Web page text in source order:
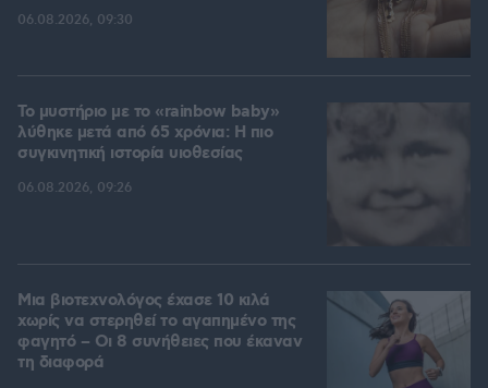
06.08.2026, 09:30
Το μυστήριο με το «rainbow baby»
λύθηκε μετά από 65 χρόνια: Η πιο
συγκινητική ιστορία υιοθεσίας
06.08.2026, 09:26
Μια βιοτεχνολόγος έχασε 10 κιλά
χωρίς να στερηθεί το αγαπημένο της
φαγητό – Οι 8 συνήθειες που έκαναν
τη διαφορά